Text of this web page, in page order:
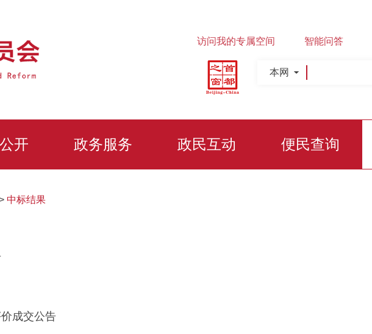
访问我的专属空间 智能问答
本网
开 政务服务 政民互动 便民查询
中标结果
成交公告